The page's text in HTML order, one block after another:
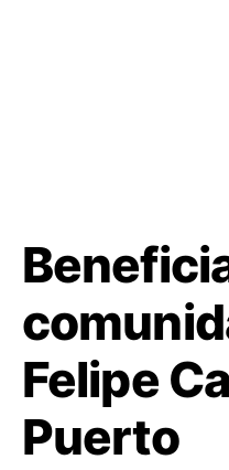
Felipe
Puerto